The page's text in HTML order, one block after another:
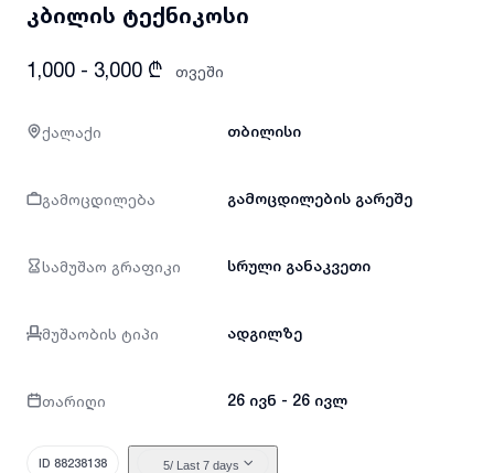
კბილის ტექნიკოსი
1,000 - 3,000 ₾ თვეში
ქალაქი თბილისი
გამოცდილება გამოცდილების გარეშე
სამუშაო გრაფიკი სრული განაკვეთი
მუშაობის ტიპი ადგილზე
თარიღი 26 ივნ - 26 ივლ
ID 88238138 5/ Last 7 days